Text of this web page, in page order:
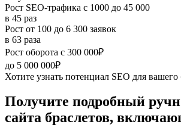
Рост SEO‑трафика с 1000 до 45 000
в 45 раз
Рост от 100 до 6 300 заявок
в 63 раза
Рост оборота с 300 000₽
до 5 000 000₽
Хотите узнать потенциал SEO для вашего
Получите подробный
сайта браслетов,